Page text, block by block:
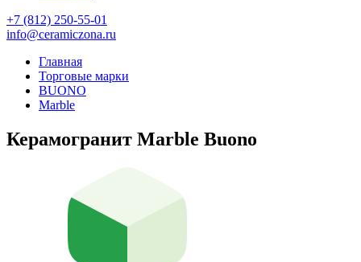
+7 (812) 250-55-01
info@ceramiczona.ru
Главная
Торговые марки
BUONO
Marble
Керамогранит Marble Buono